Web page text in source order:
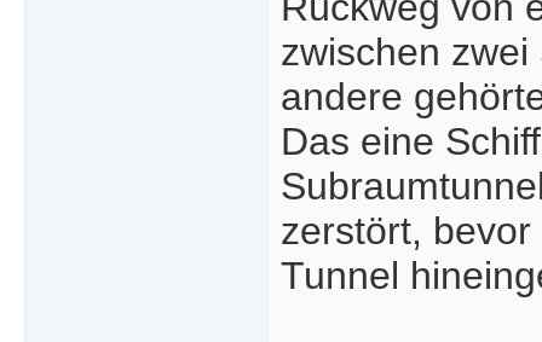
zwischen
andere
Das eine
zerstört,
Tunnel